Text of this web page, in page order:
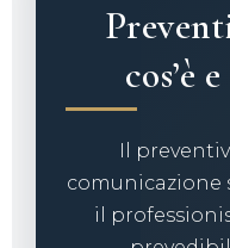
cos’è
Il
comunicazione
il